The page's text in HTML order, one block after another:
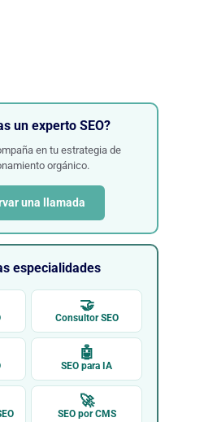
un experto SEO?
en tu estrategia de
orgánico.
una llamada
especialidades
🤝
Consultor SEO
🤖
SEO para IA
🚀
SEO por CMS